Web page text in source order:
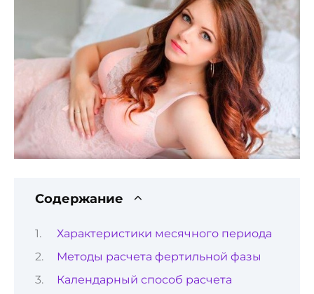
Содержание
Характеристики месячного периода
Методы расчета фертильной фазы
Календарный способ расчета